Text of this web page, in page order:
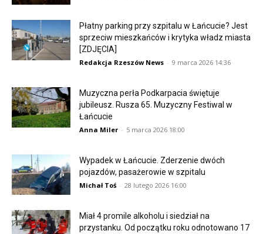
Płatny parking przy szpitalu w Łańcucie? Jest
sprzeciw mieszkańców i krytyka władz miasta
[ZDJĘCIA]
Redakcja Rzeszów News - 9 marca 2026 14:36
Muzyczna perła Podkarpacia świętuje
jubileusz. Rusza 65. Muzyczny Festiwal w
Łańcucie
Anna Miler - 5 marca 2026 18:00
Wypadek w Łańcucie. Zderzenie dwóch
pojazdów, pasażerowie w szpitalu
Michał Toś - 28 lutego 2026 16:00
Miał 4 promile alkoholu i siedział na
przystanku. Od początku roku odnotowano 17